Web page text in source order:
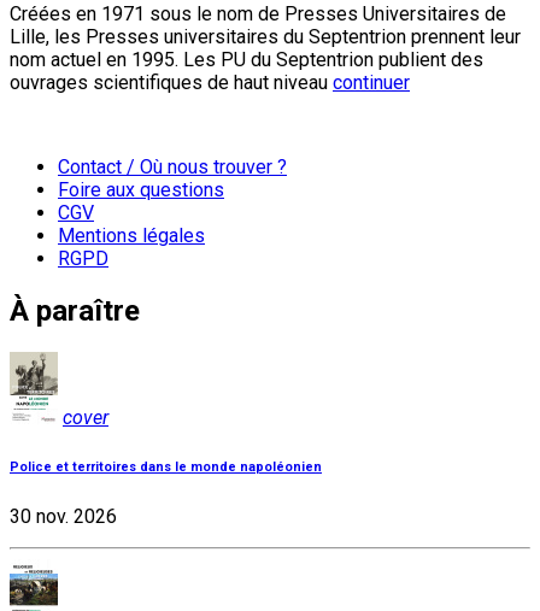
Créées en 1971 sous le nom de Presses Universitaires de
Lille, les Presses universitaires du Septentrion prennent leur
nom actuel en 1995. Les PU du Septentrion publient des
ouvrages scientifiques de haut niveau continuer
Contact / Où nous trouver ?
Foire aux questions
CGV
Mentions légales
RGPD
À paraître
cover
Police et territoires dans le monde napoléonien
30 nov. 2026